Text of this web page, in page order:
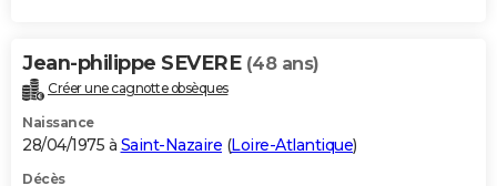
Jean-philippe SEVERE (48 ans)
Créer une cagnotte obsèques
Naissance
28/04/1975 à Saint-Nazaire (Loire-Atlantique)
Décès